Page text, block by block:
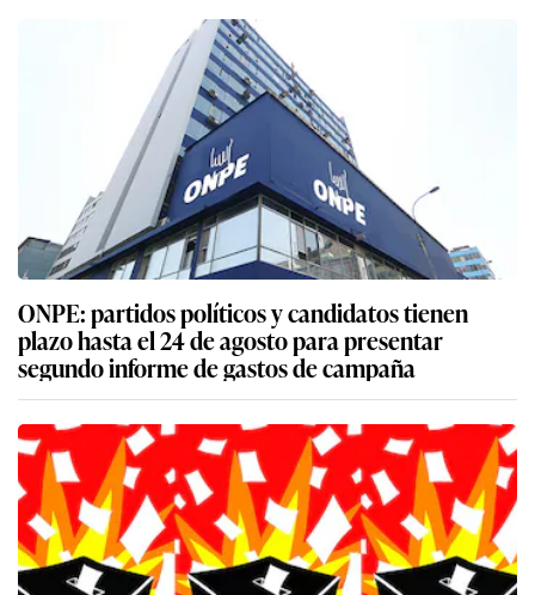
ONPE: partidos políticos y candidatos tienen
plazo hasta el 24 de agosto para presentar
segundo informe de gastos de campaña